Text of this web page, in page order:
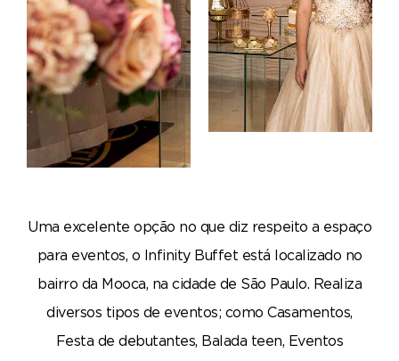
Uma excelente opção no que diz respeito a espaço
para eventos, o Infinity Buffet está localizado no
bairro da Mooca, na cidade de São Paulo. Realiza
diversos tipos de eventos; como Casamentos,
Festa de debutantes, Balada teen, Eventos